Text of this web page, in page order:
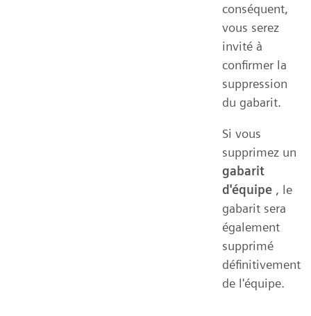
conséquent,
vous serez
invité à
confirmer la
suppression
du gabarit.
Si vous
supprimez un
gabarit
d'équipe , le
gabarit sera
également
supprimé
définitivement
de l'équipe.